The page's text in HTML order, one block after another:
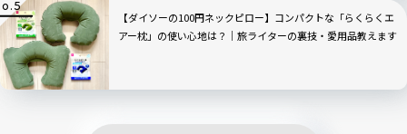
【ダイソーの100円ネックピロー】コンパクトな「らくらくエ
アー枕」の使い心地は？｜旅ライターの裏技・愛用品教えます